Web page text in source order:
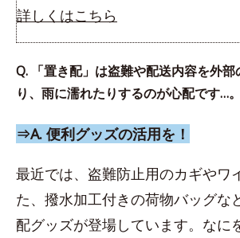
詳しくはこちら
Q. 「置き配」は盗難や配送内容を外
り、雨に濡れたりするのが心配です…。
⇒A. 便利グッズの活用を！
最近では、盗難防止用のカギやワ
た、撥水加工付きの荷物バッグな
配グッズが登場しています。なに